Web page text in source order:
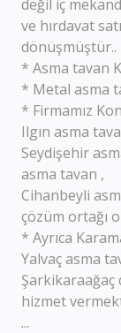
değil iç
ve hırdavat
dönüşmüştür..
* Asma tavan
* Metal asma
* Firmamız
Ilgın asma
Seydişehir
asma tavan ,
Cihanbeyli
çözüm ortağı
* Ayrıca
Yalvaç asma
Şarkikaraağaç
hizmet
...